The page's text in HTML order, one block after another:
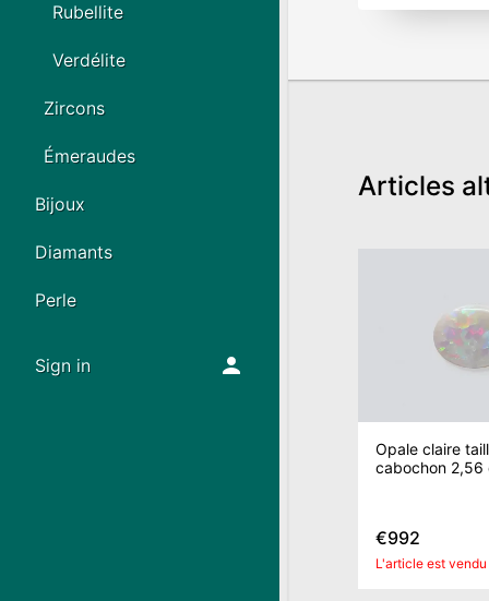
Articles
Opale claire
cabochon 2,56
€992
L'article est vendu
Rubellite
Verdélite
Zircons
Émeraudes
Bijoux
Diamants
Perle
Sign in